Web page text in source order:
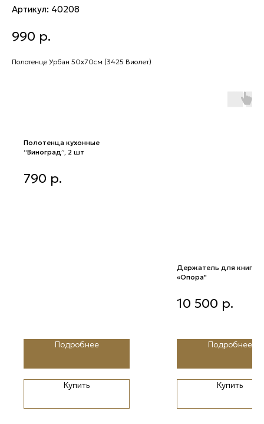
Артикул: 40208
990 р.
Полотенце Урбан 50х70см (3425 Виолет)
Полотенца кухонные
“Виноград”, 2 шт
“Виноград”, 2 шт
790 р.
Подробнее
Купить
Держатель для книг
«Опора"
10 500 р.
Подробнее
Купить